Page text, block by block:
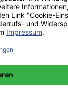
in Europa.
in den
die Teilung
Kreisen